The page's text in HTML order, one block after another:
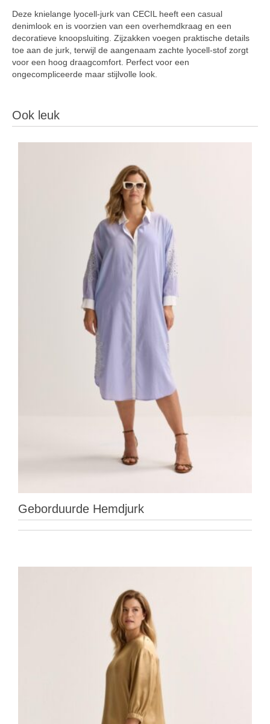
Deze knielange lyocell-jurk van CECIL heeft een casual
denimlook en is voorzien van een overhemdkraag en een
decoratieve knoopsluiting. Zijzakken voegen praktische details
toe aan de jurk, terwijl de aangenaam zachte lyocell-stof zorgt
voor een hoog draagcomfort. Perfect voor een
ongecompliceerde maar stijlvolle look.
Ook leuk
Geborduurde Hemdjurk